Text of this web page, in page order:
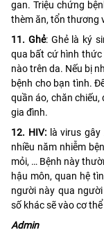
gan. Triệu chứng
thèm ăn, tổn thương
11. Ghẻ: Ghẻ là ký
qua bất cứ hình thức
nào trên da. Nếu bị
bệnh cho bạn tình.
quần áo, chăn
gia đình.
12. HIV:là virus gây
nhiều năm nhiễm
mỏi, … Bệnh này
hậu môn, quan hệ
người này qua
số khác sẽ vào cơ
Admin